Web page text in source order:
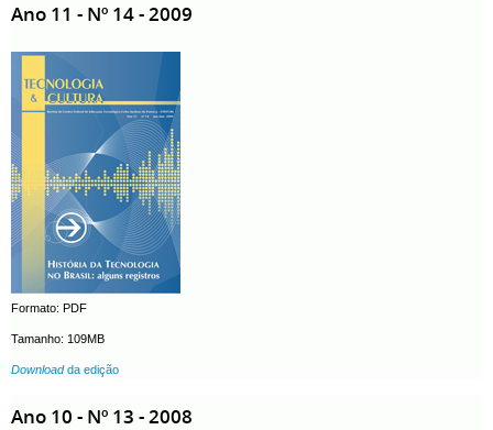
Ano 11 - Nº 14 - 2009
Formato: PDF
Tamanho: 109MB
Downloadda edição
Ano 10 - Nº 13 - 2008